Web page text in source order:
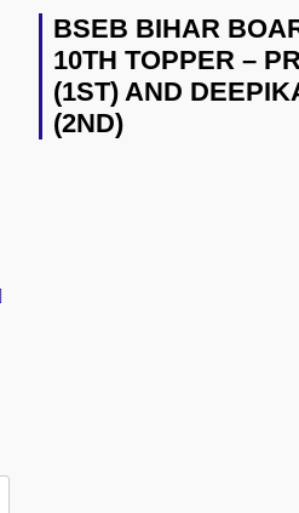
BSEB BIHAR
10TH TOPPER –
(1ST) AND
(2ND)